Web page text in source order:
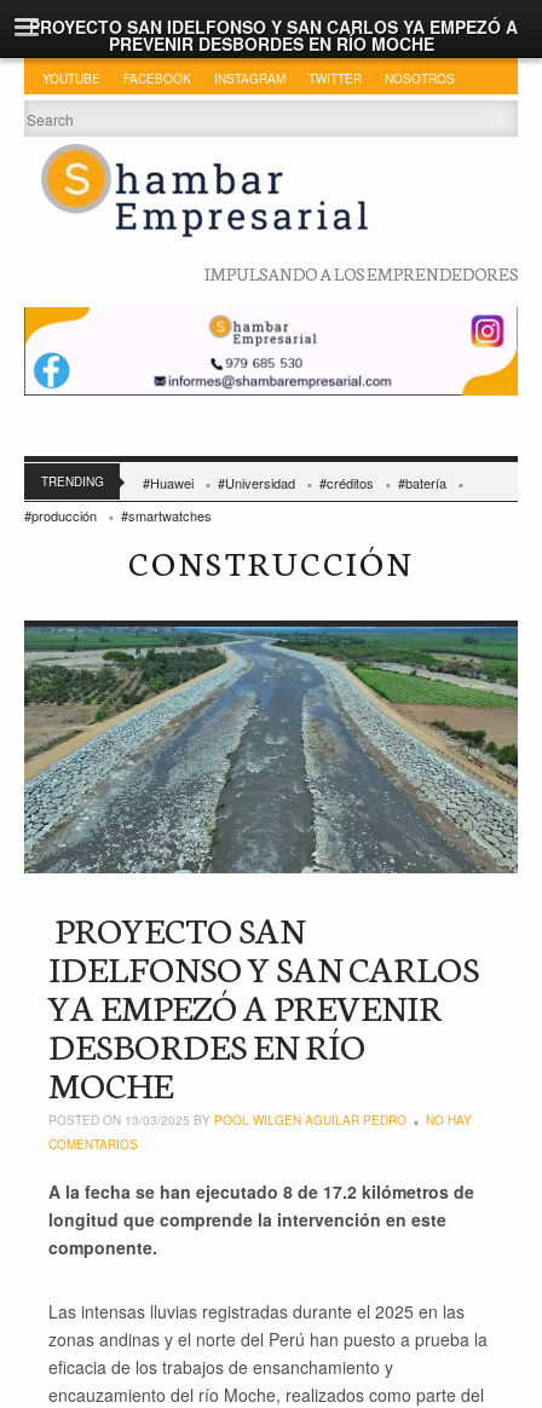
PROYECTO SAN IDELFONSO Y SAN CARLOS YA EMPEZÓ A
PREVENIR DESBORDES EN RÍO MOCHE
YOUTUBE FACEBOOK INSTAGRAM TWITTER NOSOTROS
IMPULSANDO A LOS EMPRENDEDORES
TRENDING #Huawei #Universidad #créditos
#batería
#producción
#smartwatches
CONSTRUCCIÓN
PROYECTO SAN
IDELFONSO Y SAN CARLOS
YA EMPEZÓ A PREVENIR
DESBORDES EN RÍO
MOCHE
POSTED ON 13/03/2025 BY POOL WILGEN AGUILAR PEDRO
NO HAY
COMENTARIOS
A la fecha se han ejecutado 8 de 17.2 kilómetros de
longitud que comprende la intervención en este
componente.
Las intensas lluvias registradas durante el 2025 en las
zonas andinas y el norte del Perú han puesto a prueba la
eficacia de los trabajos de ensanchamiento y
encauzamiento del río Moche, realizados como parte del